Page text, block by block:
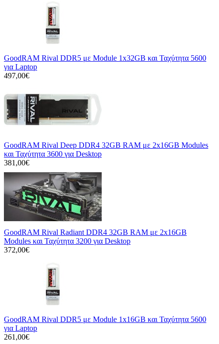
GoodRAM Rival DDR5 με Module 1x32GB και Ταχύτητα 5600
για Laptop
497,00€
GoodRAM Rival Deep DDR4 32GB RAM με 2x16GB Modules
και Ταχύτητα 3600 για Desktop
381,00€
GoodRAM Rival Radiant DDR4 32GB RAM με 2x16GB
Modules και Ταχύτητα 3200 για Desktop
372,00€
GoodRAM Rival DDR5 με Module 1x16GB και Ταχύτητα 5600
για Laptop
261,00€